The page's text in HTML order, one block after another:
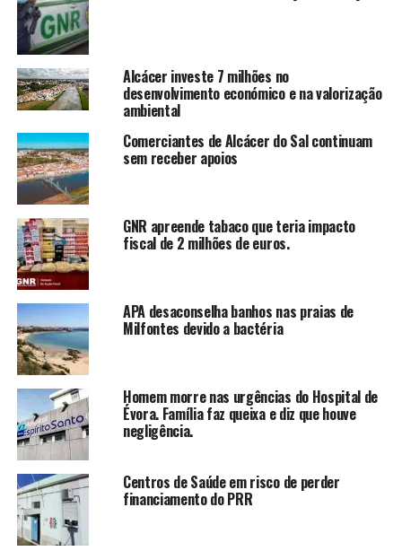
Alcácer investe 7 milhões no
desenvolvimento económico e na valorização
ambiental
Comerciantes de Alcácer do Sal continuam
sem receber apoios
GNR apreende tabaco que teria impacto
fiscal de 2 milhões de euros.
APA desaconselha banhos nas praias de
Milfontes devido a bactéria
Homem morre nas urgências do Hospital de
Évora. Família faz queixa e diz que houve
negligência.
Centros de Saúde em risco de perder
financiamento do PRR